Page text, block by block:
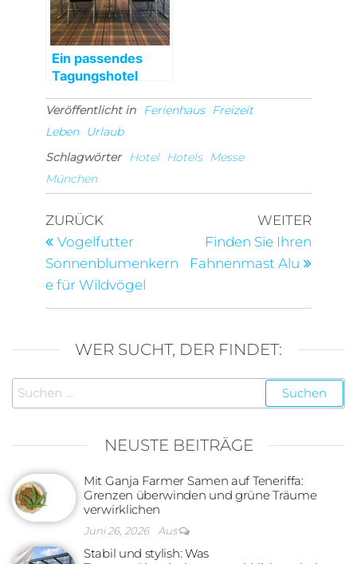
Ein passendes
Tagungshotel
Veröffentlicht in Ferienhaus Freizeit
Leben
Urlaub
Schlagwörter
Hotel Hotels Messe
München
Beitragsnavigation
Vorheriger
Beitrag
ZURÜCK
Vogelfutter
Sonnenblumenkern
e für Wildvögel
WEITER
Finden Sie Ihren
Fahnenmast Alu
WER SUCHT, DER FINDET:
Suchen
nach:
NEUSTE BEITRÄGE
Mit Ganja Farmer Samen auf Teneriffa:
Grenzen überwinden und grüne Träume
verwirklichen
Juni 26, 2026 Aus
Stabil und stylish: Was